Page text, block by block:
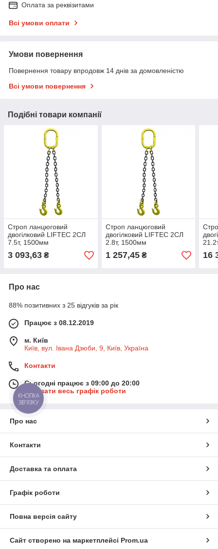
Оплата за реквізитами
Всі умови оплати
Умови повернення
Повернення товару впродовж 14 днів за домовленістю
Всі умови повернення
Подібні товари компанії
Строп ланцюговий
двогілковий LIFTEC 2СЛ
7.5т, 1500мм
3 093,63 ₴
Строп ланцюговий
двогілковий LIFTEC 2СЛ
2.8т, 1500мм
1 257,45₴ 16
Про нас
88% позитивних з 25 відгуків за рік
Працює з 08.12.2019
м. Київ
Київ, вул. Івана Дзюби, 9, Київ, Україна
Контакти
Сьогодні працює з 09:00 до 20:00
Показати весь графік роботи
Про нас
Контакти
Доставка та оплата
Графік роботи
Повна версія сайту
Сайт створено на маркетплейсі Prom.ua
КНОПКА
ЗВ'ЯЗКУ